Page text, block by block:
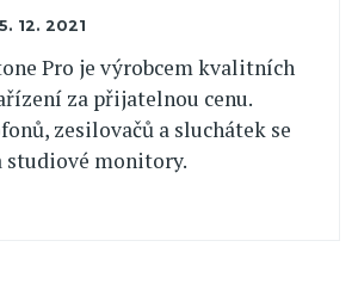
12. 2021
Pro je výrobcem kvalitních
za přijatelnou cenu.
zesilovačů a sluchátek se
studiové monitory.